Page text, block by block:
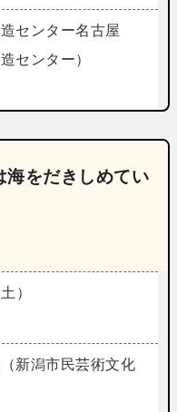
センター名古屋
センター）
をだきしめてい
）
新潟市民芸術文化